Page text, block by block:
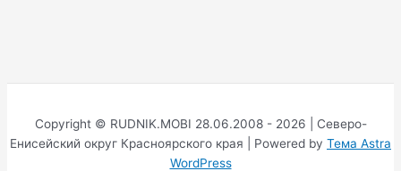
Copyright © RUDNIK.MOBI 28.06.2008 - 2026 | Северо-
Енисейский округ Красноярского края | Powered by Тема Astra
WordPress